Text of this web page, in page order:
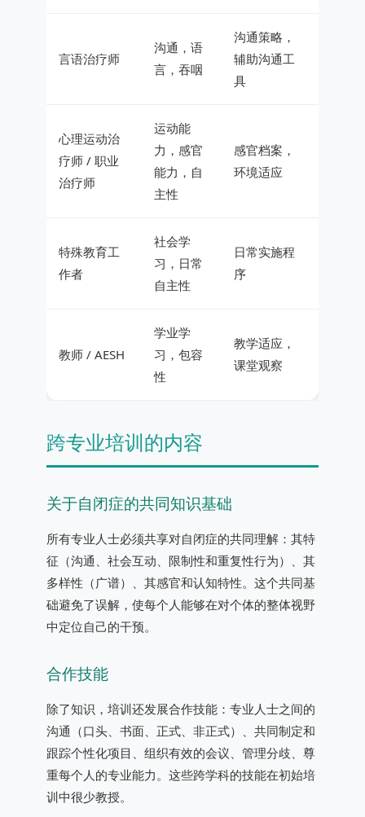
言语治疗师
沟通，语
言，吞咽
沟通策略，
辅助沟通工
具
心理运动治
疗师 / 职业
治疗师
运动能
力，感官
能力，自
主性
感官档案，
环境适应
特殊教育工
作者
社会学
习，日常
自主性
日常实施程
序
教师 / AESH
学业学
习，包容
性
教学适应，
课堂观察
跨专业培训的内容
关于自闭症的共同知识基础
所有专业人士必须共享对自闭症的共同理解：其特
征（沟通、社会互动、限制性和重复性行为）、其
多样性（广谱）、其感官和认知特性。这个共同基
础避免了误解，使每个人能够在对个体的整体视野
中定位自己的干预。
合作技能
除了知识，培训还发展合作技能：专业人士之间的
沟通（口头、书面、正式、非正式）、共同制定和
跟踪个性化项目、组织有效的会议、管理分歧、尊
重每个人的专业能力。这些跨学科的技能在初始培
训中很少教授。